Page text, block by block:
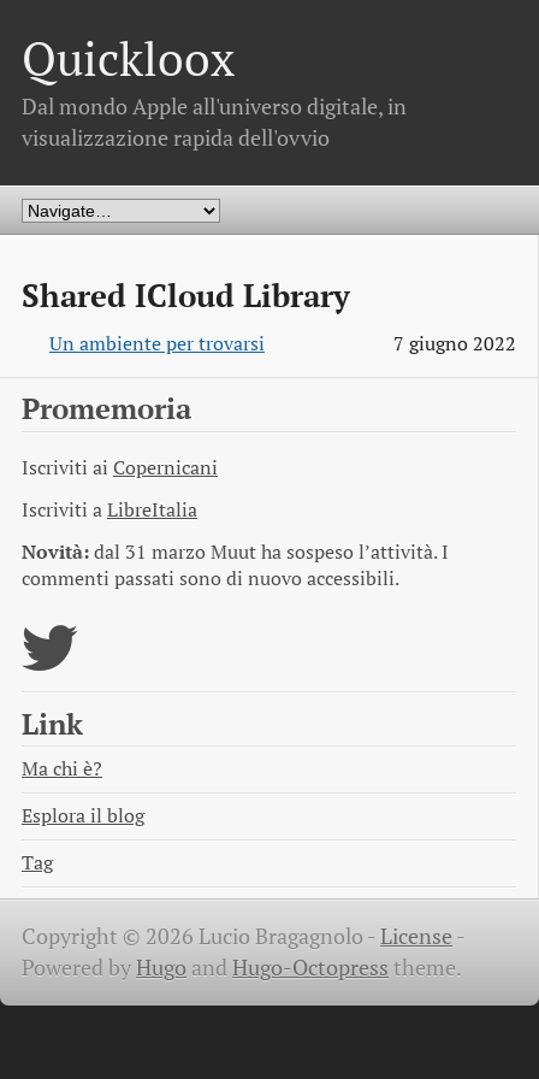
Quickloox
Dal mondo Apple all'universo digitale, in
visualizzazione rapida dell'ovvio
Shared ICloud Library
Un ambiente per trovarsi 7 giugno 2022
Promemoria
Iscriviti ai Copernicani
Iscriviti aLibreItalia
Novità:dal 31 marzo Muut ha sospeso l’attività. I
commenti passati sono di nuovo accessibili.
Link
Ma chi è?
Esplora il blog
Tag
Copyright © 2026 Lucio Bragagnolo -License -
Powered byHugo and Hugo-Octopress theme.